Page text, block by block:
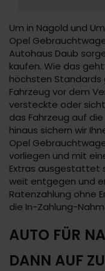
Um in Nagold und
Opel
Autohaus Daub
kaufen. Wie das
höchsten Standards
Fahrzeug vor dem
versteckte oder
das Fahrzeug auf
hinaus sichern wir
Opel
vorliegen und mit
Extras ausgestattet
weit entgegen und
Ratenzahlung ohne
die In-Zahlung-
AUTO FÜR
DANN AUF